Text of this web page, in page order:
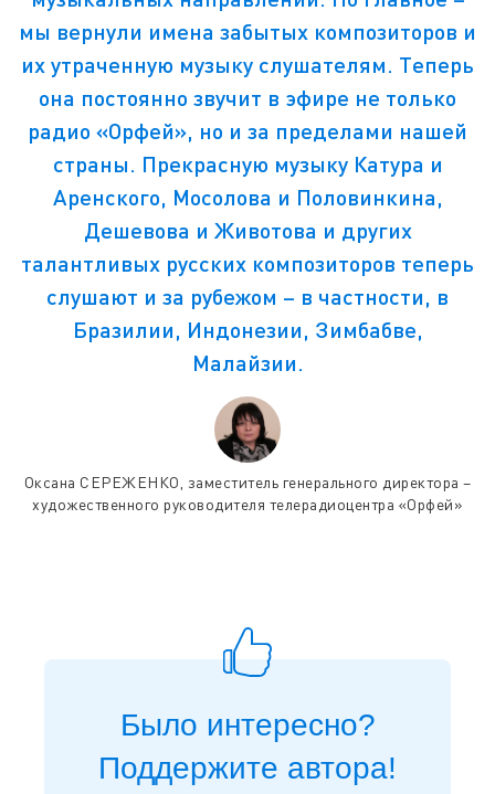
мы вернули имена забытых композиторов и
их утраченную музыку слушателям. Теперь
она постоянно звучит в эфире не только
радио «Орфей», но и за пределами нашей
страны. Прекрасную музыку Катура и
Аренского, Мосолова и Половинкина,
Дешевова и Животова и других
талантливых русских композиторов теперь
слушают и за рубежом – в частности, в
Бразилии, Индонезии, Зимбабве,
Малайзии.
Оксана СЕРЕЖЕНКО, заместитель генерального директора –
художественного руководителя телерадиоцентра «Орфей»
Было интересно?
Поддержите автора!